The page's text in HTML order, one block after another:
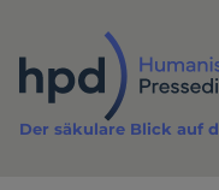
Inhalt
Der säkulare Blick auf